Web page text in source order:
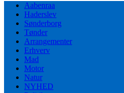
Aabenraa
Haderslev
Sønderborg
Tønder
Arrangementer
Erhverv
Mad
Motor
Natur
NYHED